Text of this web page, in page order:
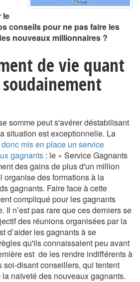
le
conseils pour ne pas faire les
nouveaux millionnaires ?
de vie quant
somme peut s'avérer déstabilisant
situation est exceptionnelle. La
mis en place un service
gagnants : le « Service Gagnants
des gains de plus d'un million
organise des formations à la
gagnants. Faire face à cette
compliqué pour les gagnants
Il n’est pas rare que ces derniers se
des réunions organisées par la
d’aider les gagnants à se
qu'ils connaissaient peu avant
est de les rendre indifférents à
soi-disant conseillers, qui tentent
naïveté des nouveaux gagnants.